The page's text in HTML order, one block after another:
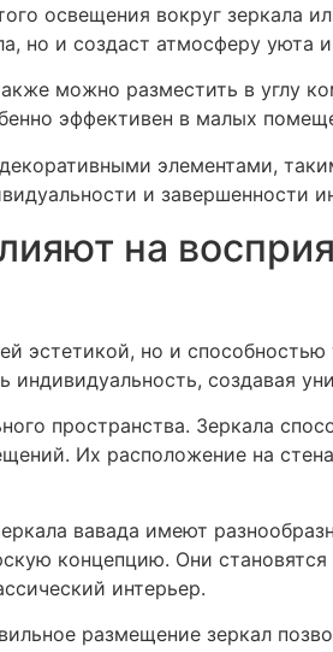
освещения вокруг зеркала
но и создаст атмосферу уюта
можно разместить в углу
эффективен в малых
элементами,
и завершенности
на
эстетикой, но и
создавая
пространства. Зеркала
Их расположение на
вавада имеют
концепцию. Они
интерьер.
размещение зеркал